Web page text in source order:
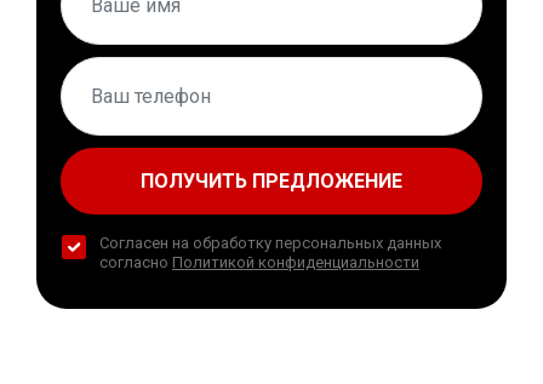
ПОЛУЧИТЬ ПРЕДЛОЖЕНИЕ
Согласен на обработку персональных данных
согласно Политикой конфиденциальности